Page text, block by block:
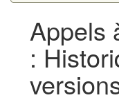
Appels
: